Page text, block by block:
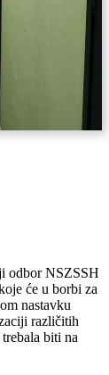
odbor NSZSSH
će u borbi za
nastavku
različitih
biti na